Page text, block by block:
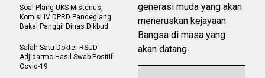
generasi muda yang akan
meneruskan kejayaan
Bangsa di masa yang
akan datang.
Soal Plang UKS Misterius,
Komisi IV DPRD Pandeglang
Bakal Panggil Dinas Dikbud
Salah Satu Dokter RSUD
Adjidarmo Hasil Swab Positif
Covid-19